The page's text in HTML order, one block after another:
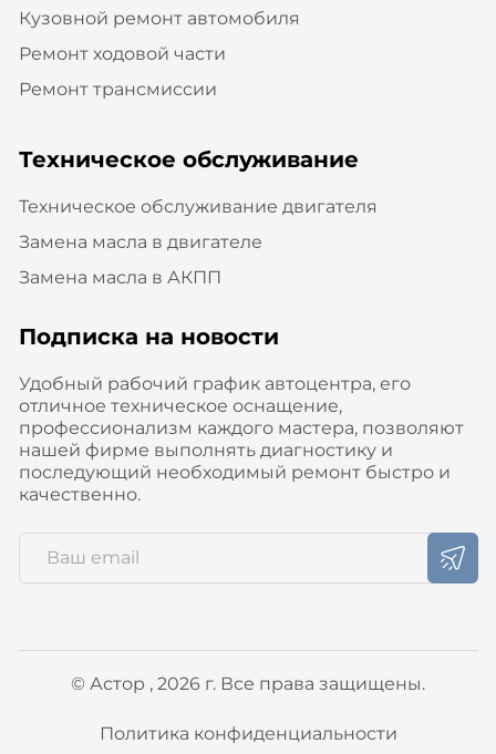
Кузовной ремонт автомобиля
Ремонт ходовой части
Ремонт трансмиссии
Техническое обслуживание
Техническое обслуживание двигателя
Замена масла в двигателе
Замена масла в АКПП
Подписка на новости
Удобный рабочий график автоцентра, его
отличное техническое оснащение,
профессионализм каждого мастера, позволяют
нашей фирме выполнять диагностику и
последующий необходимый ремонт быстро и
качественно.
© Астор , 2026 г. Все права защищены.
Политика конфиденциальности